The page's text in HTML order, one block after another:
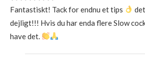
Fantastiskt! Tack for endnu et tips
dejligt!!! Hvis du har enda flere Slow
have det.